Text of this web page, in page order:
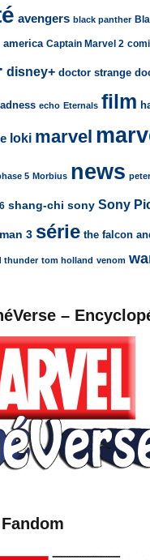
avengers black panther
america Captain Marvel 2
disney+ doctor strange
echo Eternals film
loki marvel
5 Morbius news
shang-chi sony Sony
3 série the falcon
thunder tom holland venom
–